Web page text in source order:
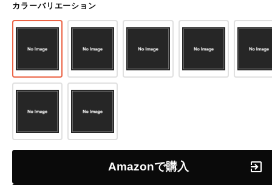
カラーバリエーション
Amazonで購入